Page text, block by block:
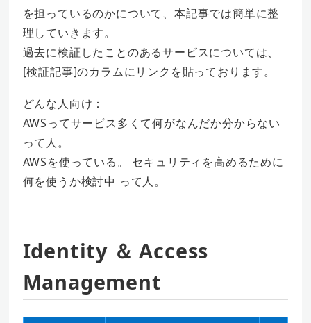
を担っているのかについて、本記事では簡単に整
理していきます。
過去に検証したことのあるサービスについては、
[検証記事]のカラムにリンクを貼っております。
どんな人向け：
AWSってサービス多くて何がなんだか分からない
って人。
AWSを使っている。 セキュリティを高めるために
何を使うか検討中 って人。
Identity ＆ Access
Management